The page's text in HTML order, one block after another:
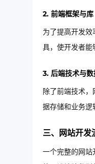
2. 前端框架与库
为了提高开发
具，使开发者能
3. 后端技术与
除了前端技术
据存储和业务
三、网站开发
一个完整的网